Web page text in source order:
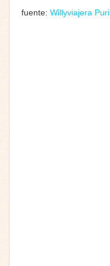
fuente: Willyviajera Puri